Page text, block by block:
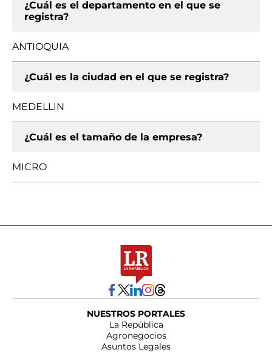
¿Cuál es el departamento en el que se
registra?
ANTIOQUIA
¿Cuál es la ciudad en el que se registra?
MEDELLIN
¿Cuál es el tamaño de la empresa?
MICRO
NUESTROS PORTALES
La República
Agronegocios
Asuntos Legales